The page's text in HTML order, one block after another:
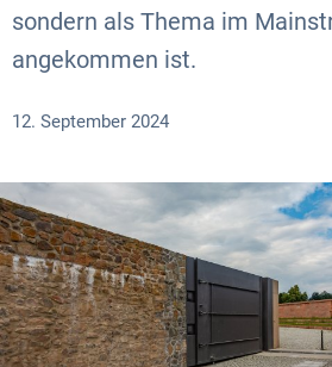
sondern als Thema im
angekommen ist.
12. September 2024